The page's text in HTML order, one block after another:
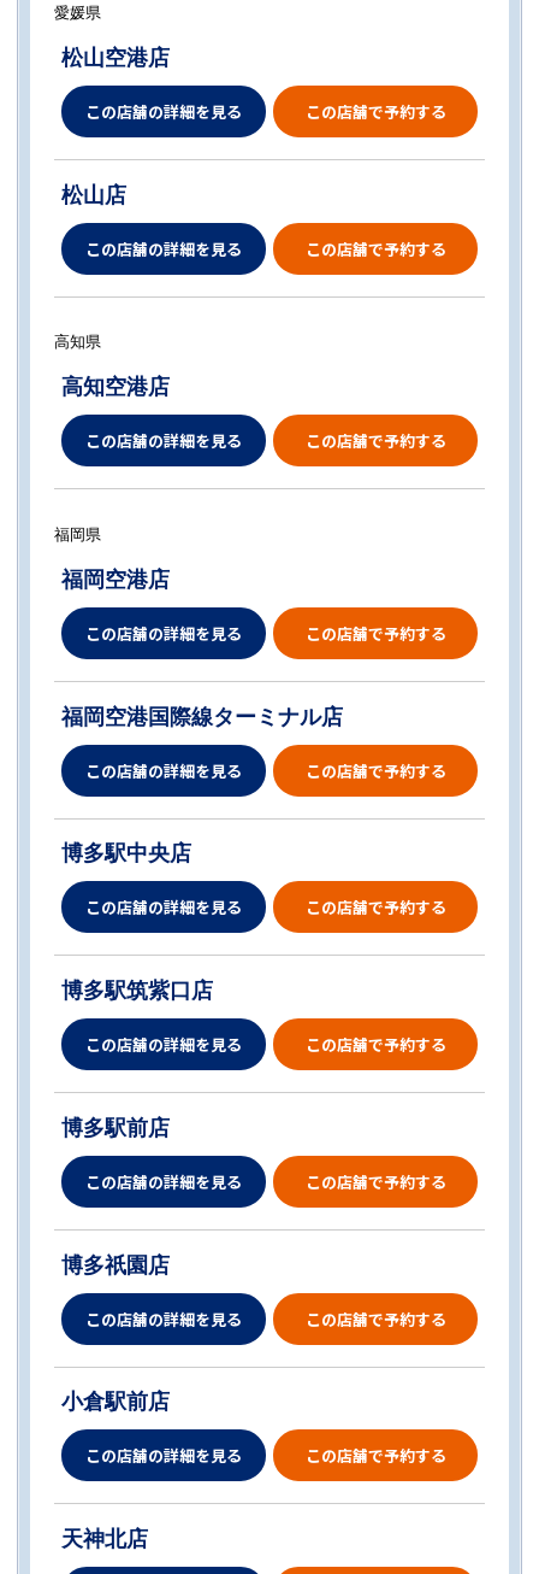
愛媛県
松山空港店
この店舗の詳細を見る この店舗で予約する
松山店
この店舗の詳細を見る この店舗で予約する
高知県
高知空港店
この店舗の詳細を見る この店舗で予約する
福岡県
福岡空港店
この店舗の詳細を見る この店舗で予約する
福岡空港国際線ターミナル店
この店舗の詳細を見る この店舗で予約する
博多駅中央店
この店舗の詳細を見る この店舗で予約する
博多駅筑紫口店
この店舗の詳細を見る この店舗で予約する
博多駅前店
この店舗の詳細を見る この店舗で予約する
博多祇園店
この店舗の詳細を見る この店舗で予約する
小倉駅前店
この店舗の詳細を見る この店舗で予約する
天神北店